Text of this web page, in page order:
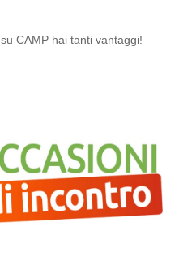
su CAMP hai tanti vantaggi!